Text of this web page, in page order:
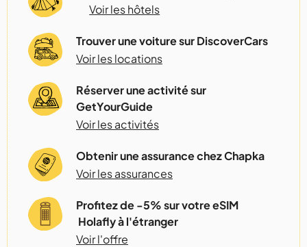
Voir les hôtels
Trouver une voiture sur DiscoverCars
Voir les locations
Réserver une activité sur
GetYourGuide
Voir les activités
Obtenir une assurance chez Chapka
Voir les assurances
Profitez de -5% sur votre eSIM
Holafly à l'étranger
Voir l'offre